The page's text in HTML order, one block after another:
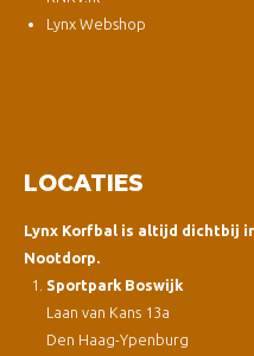
Lynx Webshop
LOCATIES
Lynx Korfbal is altijd dichtbij
Nootdorp.
Sportpark Boswijk
Laan van Kans 13a
Den Haag-Ypenburg